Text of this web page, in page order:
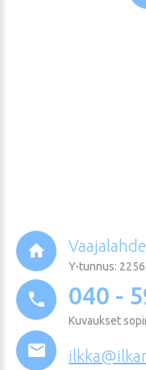
Y-tunnus:
040 -
Kuvaukset